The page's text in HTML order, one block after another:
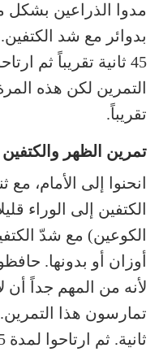
مدوا الذراعين بشكل
بدوائر مع شد
تقريباً.
تمرين الظهر
انحنوا إلى الأمام، مع
الكتفين إلى الوراء
الكوعين) مع شدّ
أوزان أو بدونها.
لأنه من المهم جداً أن
ثانية. ثم ارتاحوا لمدة 15 ثانية.